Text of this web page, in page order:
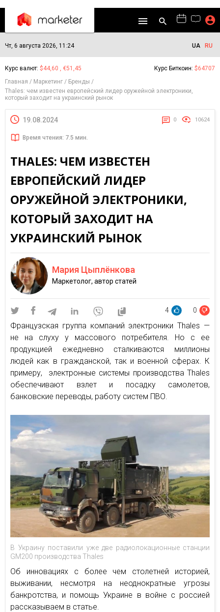
Чт, 6 августа 2026, 11:24 UA RU
Курс валют: $44,60 , €51,45 Курс Биткоин: $64707
Главная
Маркетинг
Бренды
Thales: чем известен европейский лидер оружейной электроники,
который заходит на украинский рынок
19.08.2024 0 10624
Время чтения: 7.5 мин.
THALES: ЧЕМ ИЗВЕСТЕН
ЕВРОПЕЙСКИЙ ЛИДЕР
ОРУЖЕЙНОЙ ЭЛЕКТРОНИКИ,
КОТОРЫЙ ЗАХОДИТ НА
УКРАИНСКИЙ РЫНОК
Мария Цыплёнкова
Маркетолог, автор статей
4 0
Французская группа компаний электроники Thales —
не на слуху у массового потребителя. Но с ее
продукцией ежедневно сталкиваются миллионы
людей как в гражданской, так и военной сферах. К
примеру, электронные системы производства Thales
обеспечивают взлет и посадку самолетов,
банковские переводы, работу систем ПВО.
В Украину поставили уже две радиолокационные станции
GM200 производства Thales
Об инновациях с более чем столетней историей,
выживании, несмотря на неоднократные угрозы
банкротства, и помощь Украине в войне с россией
рассказываем в статье.